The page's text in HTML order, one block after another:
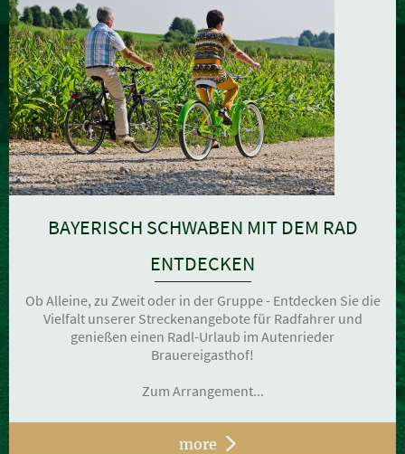
BAYERISCH SCHWABEN MIT DEM RAD
ENTDECKEN
Ob Alleine, zu Zweit oder in der Gruppe - Entdecken Sie die
Vielfalt unserer Streckenangebote für Radfahrer und
genießen einen Radl-Urlaub im Autenrieder
Brauereigasthof!
Zum Arrangement...
more